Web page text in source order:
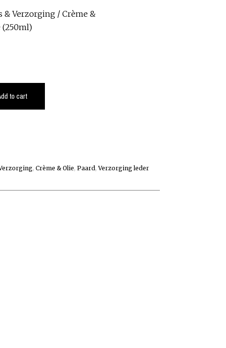
& Verzorging / Crème &
(250ml)
to cart
, Crème & Olie, Paard,Verzorging leder